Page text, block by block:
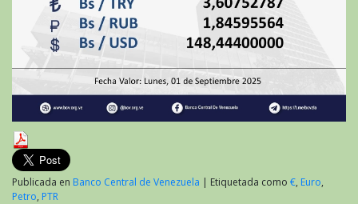
Publicada en Banco Central de Venezuela | Etiquetada como €, Euro,
Petro, PTR